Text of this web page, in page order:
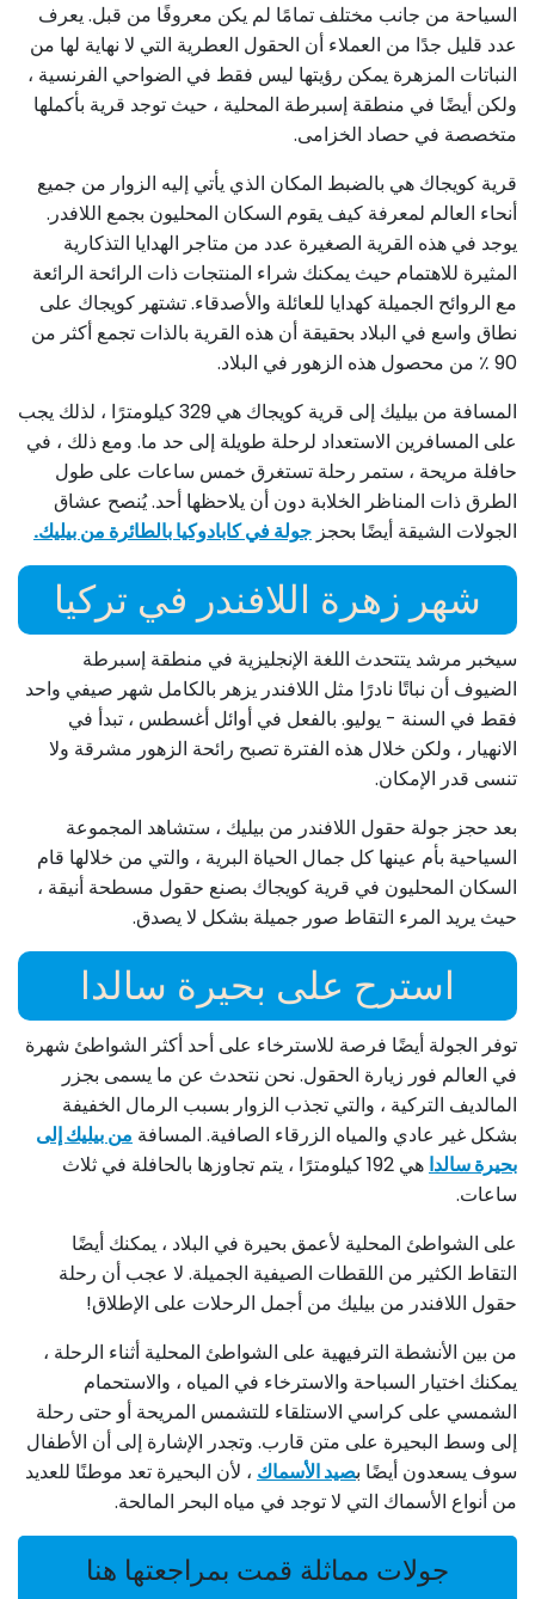
السياحة من جانب مختلف تمامًا لم يكن معروفًا من قبل. يعرف
عدد قليل جدًا من العملاء أن الحقول العطرية التي لا نهاية لها من
النباتات المزهرة يمكن رؤيتها ليس فقط في الضواحي الفرنسية ،
ولكن أيضًا في منطقة إسبرطة المحلية ، حيث توجد قرية بأكملها
متخصصة في حصاد الخزامى.
قرية كويجاك هي بالضبط المكان الذي يأتي إليه الزوار من جميع
أنحاء العالم لمعرفة كيف يقوم السكان المحليون بجمع اللافدر.
يوجد في هذه القرية الصغيرة عدد من متاجر الهدايا التذكارية
المثيرة للاهتمام حيث يمكنك شراء المنتجات ذات الرائحة الرائعة
مع الروائح الجميلة كهدايا للعائلة والأصدقاء. تشتهر كويجاك على
نطاق واسع في البلاد بحقيقة أن هذه القرية بالذات تجمع أكثر من
90 ٪ من محصول هذه الزهور في البلاد.
المسافة من بيليك إلى قرية كويجاك هي 329 كيلومترًا ، لذلك يجب
على المسافرين الاستعداد لرحلة طويلة إلى حد ما. ومع ذلك ، في
حافلة مريحة ، ستمر رحلة تستغرق خمس ساعات على طول
الطرق ذات المناظر الخلابة دون أن يلاحظها أحد. يُنصح عشاق
الجولات الشيقة أيضًا بحجز جولة في كابادوكيا بالطائرة من بيليك.
شهر زهرة اللافندر في تركيا
سيخبر مرشد يتتحدث اللغة الإنجليزية في منطقة إسبرطة
الضيوف أن نباتًا نادرًا مثل اللافندر يزهر بالكامل شهر صيفي واحد
فقط في السنة - يوليو. بالفعل في أوائل أغسطس ، تبدأ في
الانهيار ، ولكن خلال هذه الفترة تصبح رائحة الزهور مشرقة ولا
تنسى قدر الإمكان.
بعد حجز جولة حقول اللافندر من بيليك ، ستشاهد المجموعة
السياحية بأم عينها كل جمال الحياة البرية ، والتي من خلالها قام
السكان المحليون في قرية كويجاك بصنع حقول مسطحة أنيقة ،
حيث يريد المرء التقاط صور جميلة بشكل لا يصدق.
استرح على بحيرة سالدا
توفر الجولة أيضًا فرصة للاسترخاء على أحد أكثر الشواطئ شهرة
في العالم فور زيارة الحقول. نحن نتحدث عن ما يسمى بجزر
المالديف التركية ، والتي تجذب الزوار بسبب الرمال الخفيفة
بشكل غير عادي والمياه الزرقاء الصافية. المسافة من بيليك إلى
بحيرة سالدا
هي 192 كيلومترًا ، يتم تجاوزها بالحافلة في ثلاث
ساعات.
على الشواطئ المحلية لأعمق بحيرة في البلاد ، يمكنك أيضًا
التقاط الكثير من اللقطات الصيفية الجميلة. لا عجب أن رحلة
حقول اللافندر من بيليك من أجمل الرحلات على الإطلاق!
من بين الأنشطة الترفيهية على الشواطئ المحلية أثناء الرحلة ،
يمكنك اختيار السباحة والاسترخاء في المياه ، والاستحمام
الشمسي على كراسي الاستلقاء للتشمس المريحة أو حتى رحلة
إلى وسط البحيرة على متن قارب. وتجدر الإشارة إلى أن الأطفال
سوف يسعدون أيضًا بصيد الأسماك ، لأن البحيرة تعد موطنًا للعديد
من أنواع الأسماك التي لا توجد في مياه البحر المالحة.
جولات مماثلة قمت بمراجعتها هنا